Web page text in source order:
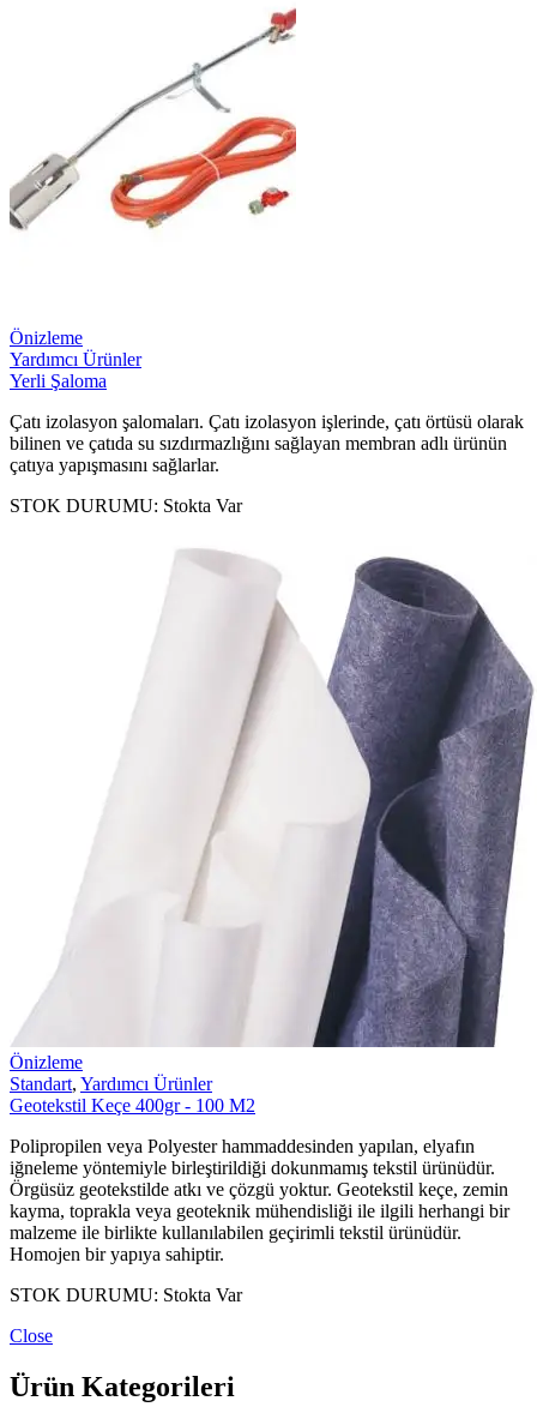
Önizleme
Yardımcı Ürünler
Yerli Şaloma
Çatı izolasyon şalomaları. Çatı izolasyon işlerinde, çatı örtüsü olarak
bilinen ve çatıda su sızdırmazlığını sağlayan membran adlı ürünün
çatıya yapışmasını sağlarlar.
STOK DURUMU: Stokta Var
Önizleme
Standart, Yardımcı Ürünler
Geotekstil Keçe 400gr - 100 M2
Polipropilen veya Polyester hammaddesinden yapılan, elyafın
iğneleme yöntemiyle birleştirildiği dokunmamış tekstil ürünüdür.
Örgüsüz geotekstilde atkı ve çözgü yoktur. Geotekstil keçe, zemin
kayma, toprakla veya geoteknik mühendisliği ile ilgili herhangi bir
malzeme ile birlikte kullanılabilen geçirimli tekstil ürünüdür.
Homojen bir yapıya sahiptir.
STOK DURUMU: Stokta Var
Close
Ürün Kategorileri